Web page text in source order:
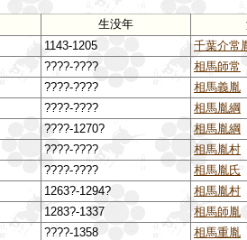
生没年
1143-1205
千葉介常
????-????
相馬師常
????-????
相馬義胤
????-????
相馬胤綱
????-1270?
相馬胤綱
????-????
相馬胤村
????-????
相馬胤氏
1263?-1294?
相馬胤村
1283?-1337
相馬師胤
????-1358
相馬重胤